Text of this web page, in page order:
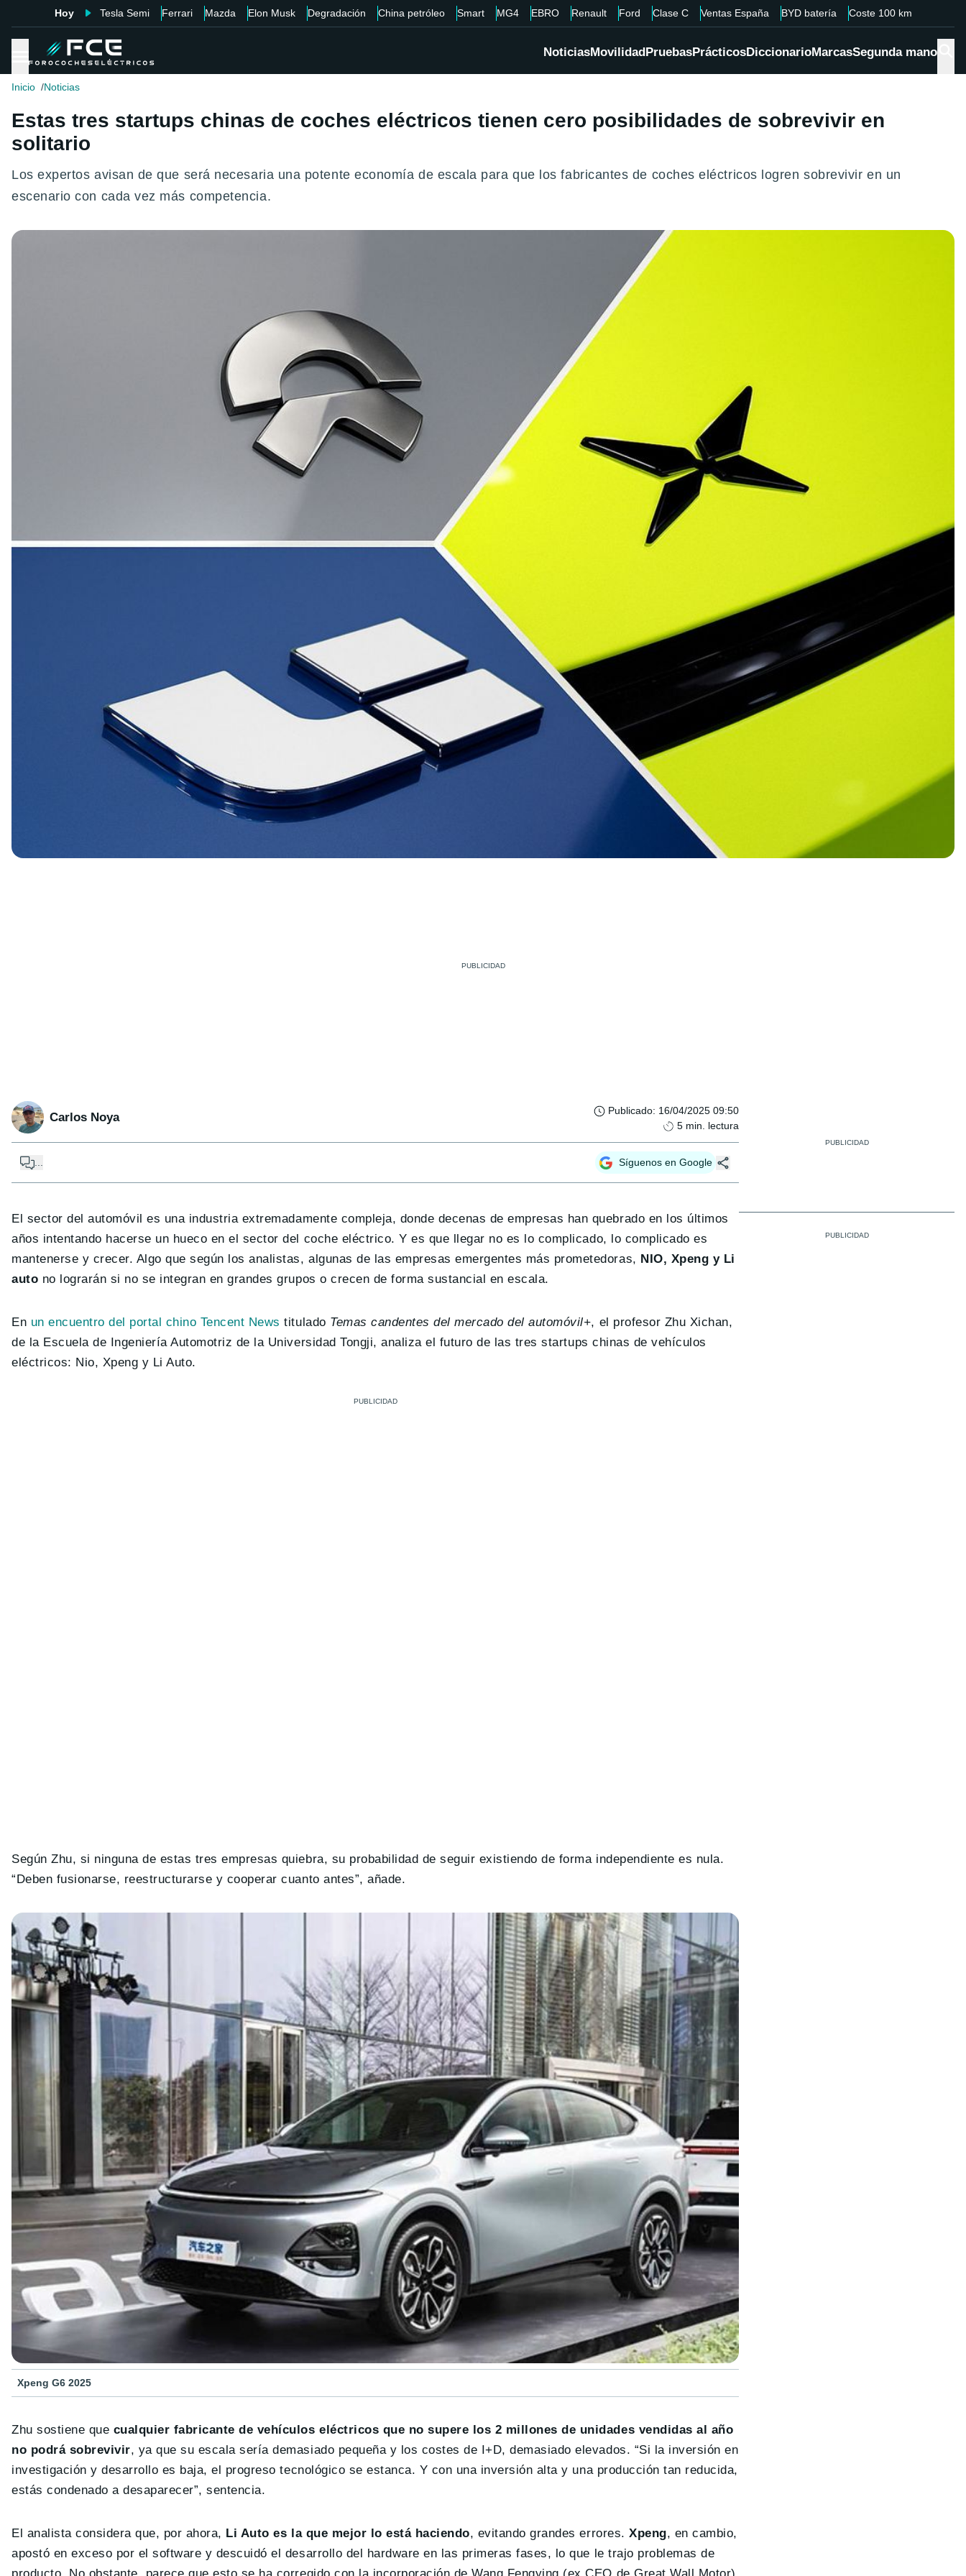
Hoy Tesla Semi Ferrari Mazda Elon Musk Degradación China petróleo Smart MG4 EBRO Renault Ford Clase C Ventas España BYD batería Coste 100 km
NoticiasMovilidadPruebasPrácticosDiccionarioMarcasSegunda mano
Inicio Noticias
Estas tres startups chinas de coches eléctricos tienen cero posibilidades de sobrevivir en
solitario
Los expertos avisan de que será necesaria una potente economía de escala para que los fabricantes de coches eléctricos logren sobrevivir en un
escenario con cada vez más competencia.
Carlos Noya Publicado: 16/04/2025 09:50
5 min. lectura
... Síguenos en Google
El sector del automóvil es una industria extremadamente compleja, donde decenas de empresas han quebrado en los últimos
años intentando hacerse un hueco en el sector del coche eléctrico. Y es que llegar no es lo complicado, lo complicado es
mantenerse y crecer. Algo que según los analistas, algunas de las empresas emergentes más prometedoras, NIO, Xpeng y Li
auto no lograrán si no se integran en grandes grupos o crecen de forma sustancial en escala.
En un encuentro del portal chino Tencent News titulado Temas candentes del mercado del automóvil+, el profesor Zhu Xichan,
de la Escuela de Ingeniería Automotriz de la Universidad Tongji, analiza el futuro de las tres startups chinas de vehículos
eléctricos: Nio, Xpeng y Li Auto.
Según Zhu, si ninguna de estas tres empresas quiebra, su probabilidad de seguir existiendo de forma independiente es nula.
“Deben fusionarse, reestructurarse y cooperar cuanto antes”, añade.
Xpeng G6 2025
Zhu sostiene que cualquier fabricante de vehículos eléctricos que no supere los 2 millones de unidades vendidas al año
no podrá sobrevivir, ya que su escala sería demasiado pequeña y los costes de I+D, demasiado elevados. “Si la inversión en
investigación y desarrollo es baja, el progreso tecnológico se estanca. Y con una inversión alta y una producción tan reducida,
estás condenado a desaparecer”, sentencia.
El analista considera que, por ahora, Li Auto es la que mejor lo está haciendo, evitando grandes errores.Xpeng, en cambio,
apostó en exceso por el software y descuidó el desarrollo del hardware en las primeras fases, lo que le trajo problemas de
producto. No obstante, parece que esto se ha corregido con la incorporación de Wang Fengying (ex CEO de Great Wall Motor)